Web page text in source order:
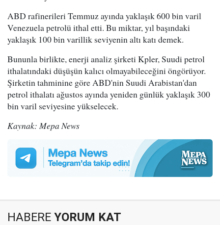
ABD rafinerileri Temmuz ayında yaklaşık 600 bin varil
Venezuela petrolü ithal etti. Bu miktar, yıl başındaki
yaklaşık 100 bin varillik seviyenin altı katı demek.
Bununla birlikte, enerji analiz şirketi Kpler, Suudi petrol
ithalatındaki düşüşün kalıcı olmayabileceğini öngörüyor.
Şirketin tahminine göre ABD'nin Suudi Arabistan'dan
petrol ithalatı ağustos ayında yeniden günlük yaklaşık 300
bin varil seviyesine yükselecek.
Kaynak: Mepa News
HABERE YORUM KAT